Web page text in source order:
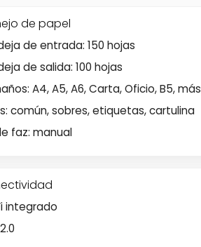
de papel
de entrada: 150 hojas
de salida: 100 hojas
A4, A5, A6, Carta, Oficio, B5, más
común, sobres, etiquetas, cartulina
faz: manual
integrado